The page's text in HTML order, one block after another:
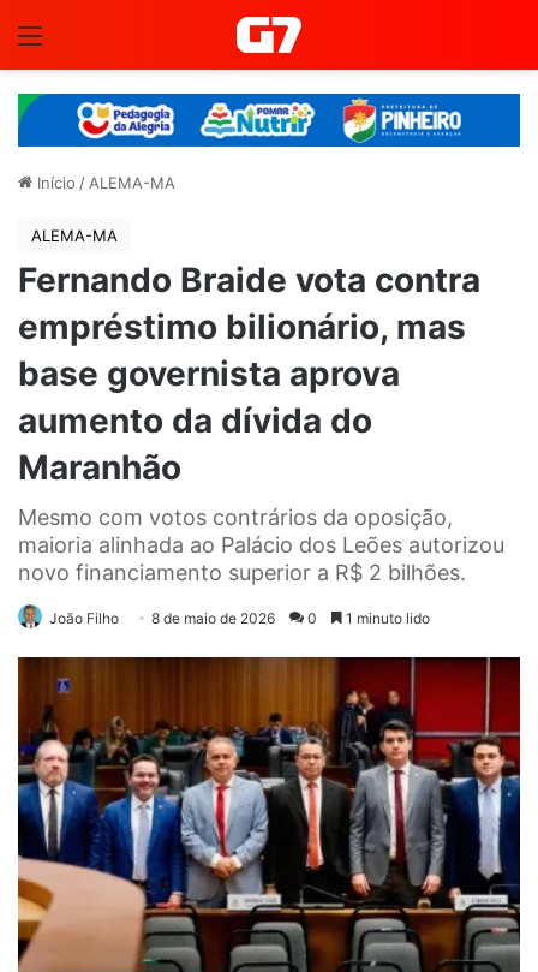
Início / ALEMA-MA
ALEMA-MA
Fernando Braide vota contra
empréstimo bilionário, mas
base governista aprova
aumento da dívida do
Maranhão
Mesmo com votos contrários da oposição,
maioria alinhada ao Palácio dos Leões autorizou
novo financiamento superior a R$ 2 bilhões.
João Filho 8 de maio de 2026 0 1 minuto lido